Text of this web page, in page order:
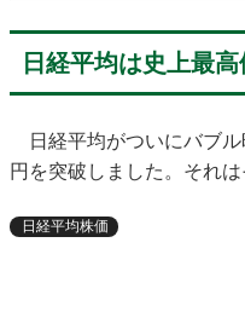
日経平均は史上最
日経平均がついにバブル
円を突破しました。それ
日経平均株価